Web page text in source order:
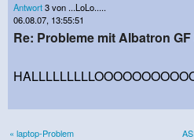
Antwort3 von ...LoLo.....
06.08.07, 13:55:51
Re: Probleme mit Albatron GF
« laptop-Problem